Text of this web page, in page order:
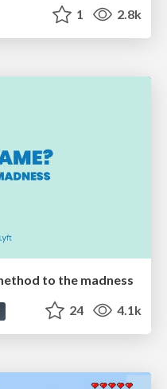
1 2.8k
to the madness
24 4.1k